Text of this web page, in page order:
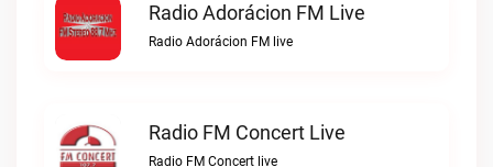
Radio Adorácion FM Live
Radio Adorácion FM live
Radio FM Concert Live
Radio FM Concert live